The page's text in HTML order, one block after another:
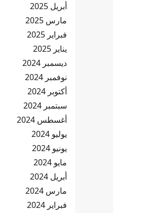
أبريل 2025
مارس 2025
فبراير 2025
يناير 2025
ديسمبر 2024
نوفمبر 2024
أكتوبر 2024
سبتمبر 2024
أغسطس 2024
يوليو 2024
يونيو 2024
مايو 2024
أبريل 2024
مارس 2024
فبراير 2024